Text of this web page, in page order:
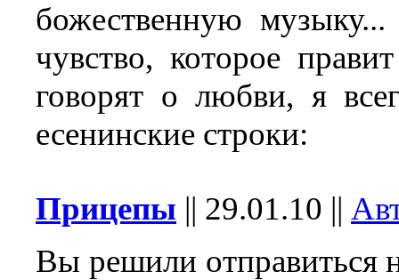
божественную
чувство, которое
говорят о любви, я
есенинские строки:
Прицепы || 29.01.10 ||
Вы решили отправиться